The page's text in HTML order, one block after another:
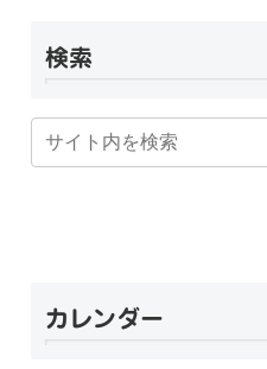
検索
カレンダー